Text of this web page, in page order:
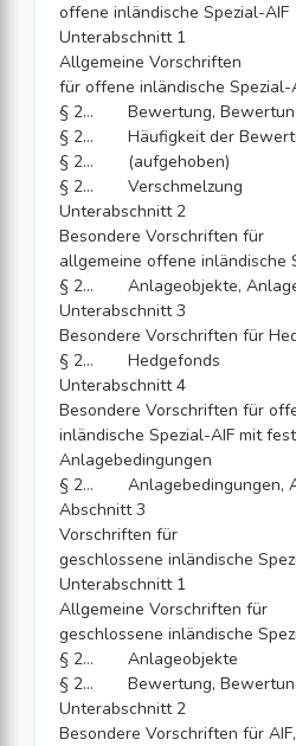
offene inländische Spezial-AIF
Unterabschnitt 1
Allgemeine Vorschriften
für offene inländische Spezial-
§ 278
§ 279
Häufigkeit der
§ 280
(aufgehoben)
§ 281
Verschmelzung
Unterabschnitt 2
Besondere Vorschriften für
allgemeine offene inländische
§ 282
Anlageobjekte,
Unterabschnitt 3
Besondere Vorschriften für
§ 283
Hedgefonds
Unterabschnitt 4
Besondere Vorschriften für
inländische Spezial-AIF mit
Anlagebedingungen
§ 284
Anlagebedingungen,
Abschnitt 3
Vorschriften für
geschlossene inländische
Unterabschnitt 1
Allgemeine Vorschriften für
geschlossene inländische
§ 285
Anlageobjekte
§ 286
Unterabschnitt 2
Besondere Vorschriften für AIF,